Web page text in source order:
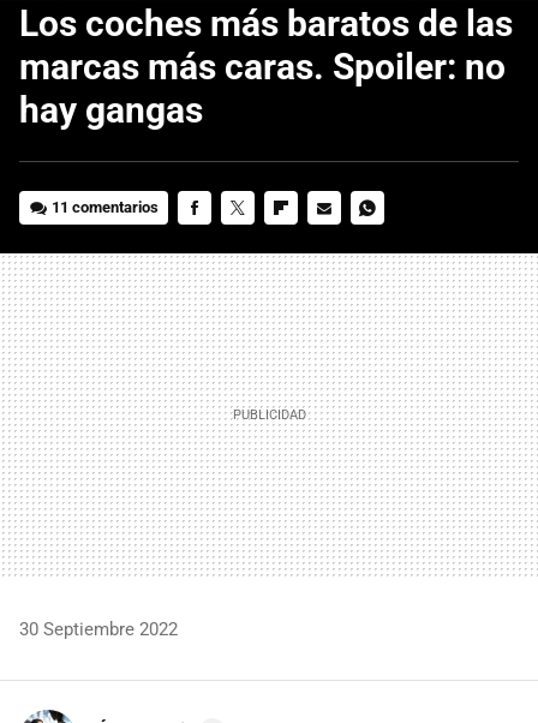
Los coches más baratos de las
marcas más caras. Spoiler: no
hay gangas
11 comentarios
MAIL
30 Septiembre 2022